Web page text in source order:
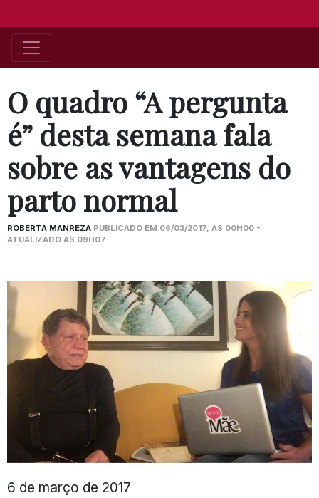
O quadro “A pergunta
é” desta semana fala
sobre as vantagens do
parto normal
ROBERTA MANREZA PUBLICADO EM 06/03/2017, ÀS 00H00 -
ATUALIZADO ÀS 09H07
6 de março de 2017